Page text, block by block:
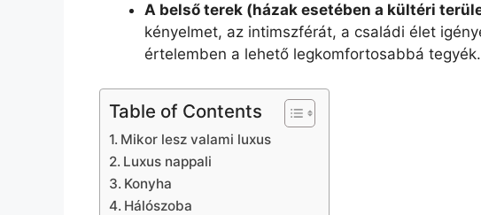
A belső terek (házak esetében a kültéri
kényelmet, az intimszférát, a családi élet
értelemben a lehető legkomfortosabbá tegyék.
Table of Contents
Mikor lesz valami luxus
Luxus nappali
Konyha
Hálószoba